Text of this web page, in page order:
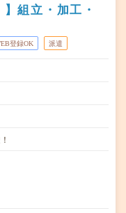
組立・加工・
登録OK 派遣